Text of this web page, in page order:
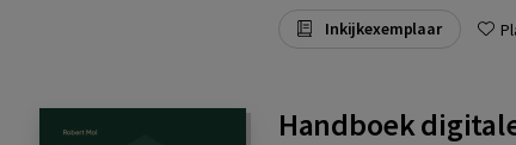
Inkijkexemplaar
Handboek